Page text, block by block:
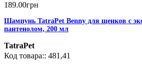
189.00грн
Шампунь TatraPet Benny для щенков с
пантенолом, 200 мл
TatraPet
481,41